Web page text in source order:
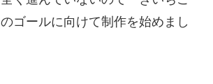
ゴールに向けて制作を始めまし